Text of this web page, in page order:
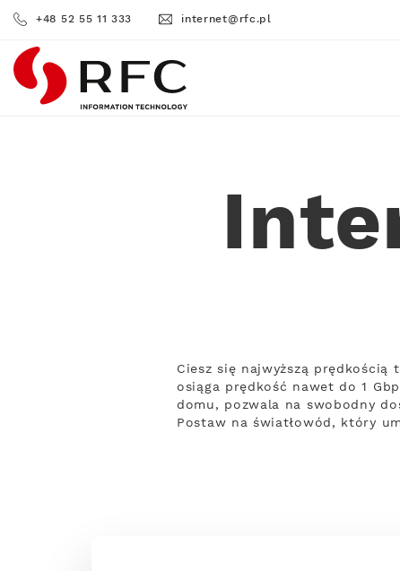
+48 52 55 11 333 internet@rfc.pl
RFC
Ciesz się najwyższą
osiąga prędkość nawet do 1
domu, pozwala na swobodny
Postaw na światłowód, który